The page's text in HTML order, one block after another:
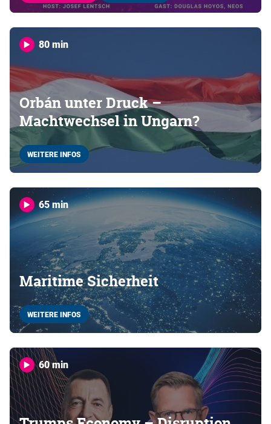
80 min
Orbán unter Druck –
Machtwechsel in Ungarn?
WEITERE INFOS
65 min
Maritime Sicherheit
WEITERE INFOS
60 min